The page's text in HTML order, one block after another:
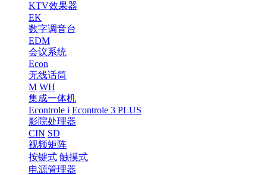
KTV效果器
EK
数字调音台
EDM
会议系统
Econ
无线话筒
M WH
集成一体机
Econtrole i Econtrole 3 PLUS
影院处理器
CIN SD
视频矩阵
按键式 触摸式
电源管理器